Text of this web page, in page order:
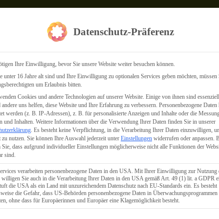
Datenschutz-Präferenz
Ihre Einwilligung, bevor Sie unsere Website weiter besuchen können.
unter 16 Jahre alt sind und Ihre Einwilligung zu optionalen Services geben möchten, müssen
um Erlaubnis bitten.
Cookies und andere Technologien auf unserer Website. Einige von ihnen sind
andere uns helfen, diese Website und Ihre Erfahrung zu verbessern. Personenbezogene Daten
werden (z. B. IP-Adressen), z. B. für personalisierte Anzeigen und Inhalte oder die
und Inhalten. Weitere Informationen über die Verwendung Ihrer Daten finden Sie in unserer
. Es besteht keine Verpflichtung, in die Verarbeitung Ihrer Daten einzuwilligen,
nutzen. Sie können Ihre Auswahl jederzeit unter Einstellungen widerrufen oder anpassen.
Sie, dass aufgrund individueller Einstellungen möglicherweise nicht alle Funktionen der
sind.
verarbeiten personenbezogene Daten in den USA. Mit Ihrer Einwilligung zur Nutzung
willigen Sie auch in die Verarbeitung Ihrer Daten in den USA gemäß Art. 49 (1) lit. a GDPR
die USA als ein Land mit unzureichendem Datenschutz nach EU-Standards ein. Es besteht
die Gefahr, dass US-Behörden personenbezogene Daten in Überwachungsprogrammen
ohne dass für Europäerinnen und Europäer eine Klagemöglichkeit besteht.